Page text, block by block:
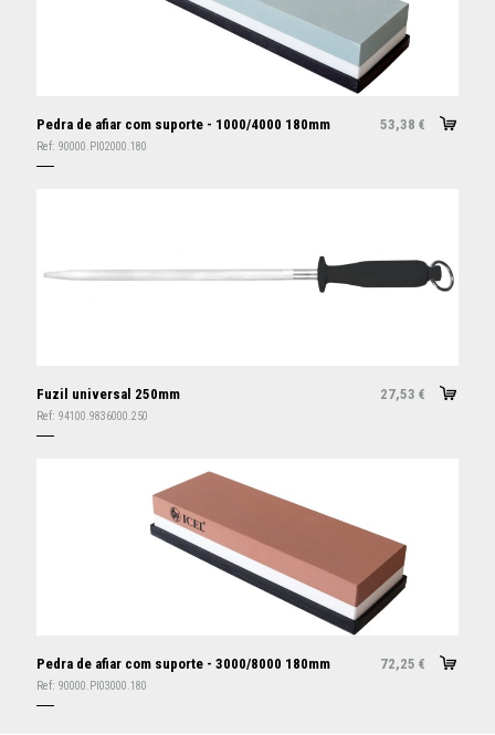
Pedra de afiar com suporte - 1000/4000 180mm 53,38 €
Ref: 90000.PI02000.180
Fuzil universal 250mm 27,53 €
Ref: 94100.9836000.250
Pedra de afiar com suporte - 3000/8000 180mm 72,25 €
Ref: 90000.PI03000.180